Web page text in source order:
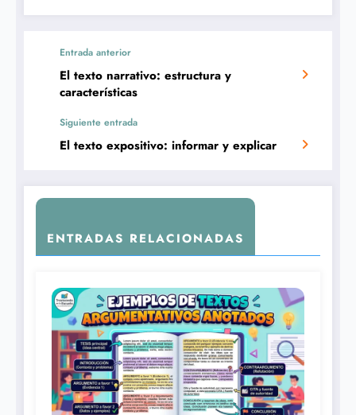
Entrada anterior
El texto narrativo: estructura y
características
Siguiente entrada
El texto expositivo: informar y explicar
ENTRADAS RELACIONADAS